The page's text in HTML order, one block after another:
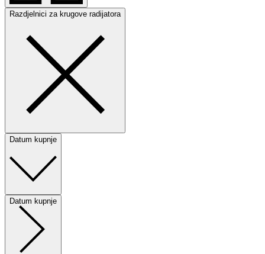
Razdjelnici za krugove radijatora
Datum kupnje
Datum kupnje